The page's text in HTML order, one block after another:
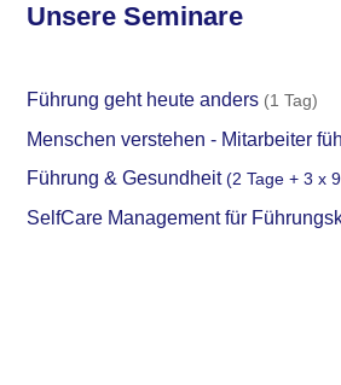
Unsere Seminare
Führung geht heute anders(1 Tag)
Menschen verstehen - Mitarbeiter
Führung & Gesundheit(2 Tage + 3 x
SelfCare Management für